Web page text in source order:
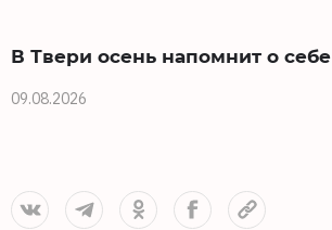
В Твери осень напомнит о себе
09.08.2026